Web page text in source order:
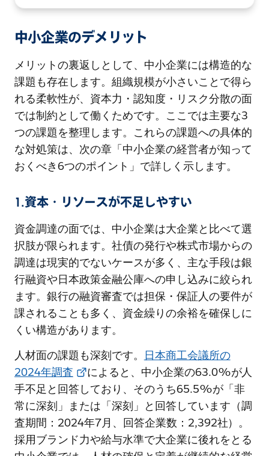
中小企業のデメリット
メリットの裏返しとして、中小企業には構造的な
課題も存在します。組織規模が小さいことで得ら
れる柔軟性が、資本力・認知度・リスク分散の面
では制約として働くためです。ここでは主要な3
つの課題を整理します。これらの課題への具体的
な対処策は、次の章「中小企業の経営者が知って
おくべき6つのポイント」で詳しく示します。
1.資本・リソースが不足しやすい
資金調達の面では、中小企業は大企業と比べて選
択肢が限られます。社債の発行や株式市場からの
調達は現実的でないケースが多く、主な手段は銀
行融資や日本政策金融公庫への申し込みに絞られ
ます。銀行の融資審査では担保・保証人の要件が
課されることも多く、資金繰りの余裕を確保しに
くい構造があります。
人材面の課題も深刻です。 日本商工会議所の
2024年調査
によると、中小企業の63.0%が人
手不足と回答しており、そのうち65.5%が「非
常に深刻」または「深刻」と回答しています（調
査期間：2024年7月、回答企業数：2,392社）。
採用ブランド力や給与水準で大企業に後れをとる